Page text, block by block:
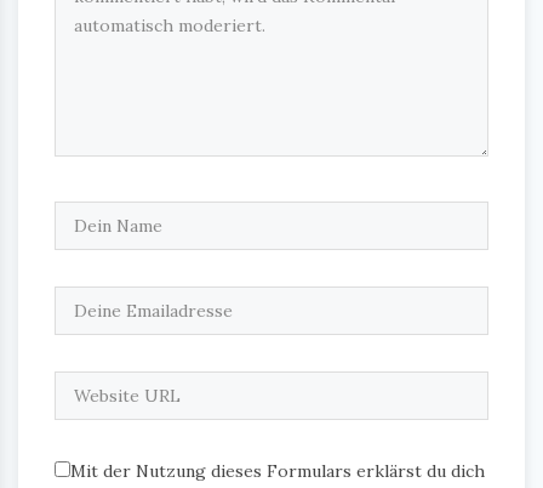
Mit der Nutzung dieses Formulars erklärst du dich